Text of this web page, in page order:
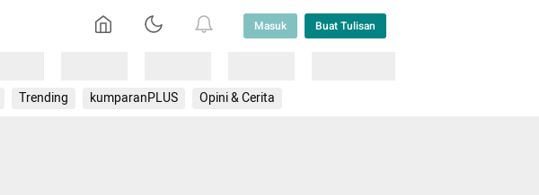
Masuk Buat Tulisan
Trending kumparanPLUS Opini & Cerita